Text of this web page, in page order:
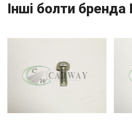
Інші болти